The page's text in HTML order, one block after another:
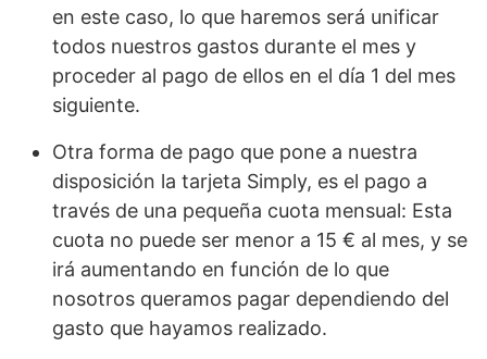
en este caso, lo que haremos será unificar
todos nuestros gastos durante el mes y
proceder al pago de ellos en el día 1 del mes
siguiente.
Otra forma de pago que pone a nuestra
disposición la tarjeta Simply, es el pago a
través de una pequeña cuota mensual: Esta
cuota no puede ser menor a 15 € al mes, y se
irá aumentando en función de lo que
nosotros queramos pagar dependiendo del
gasto que hayamos realizado.